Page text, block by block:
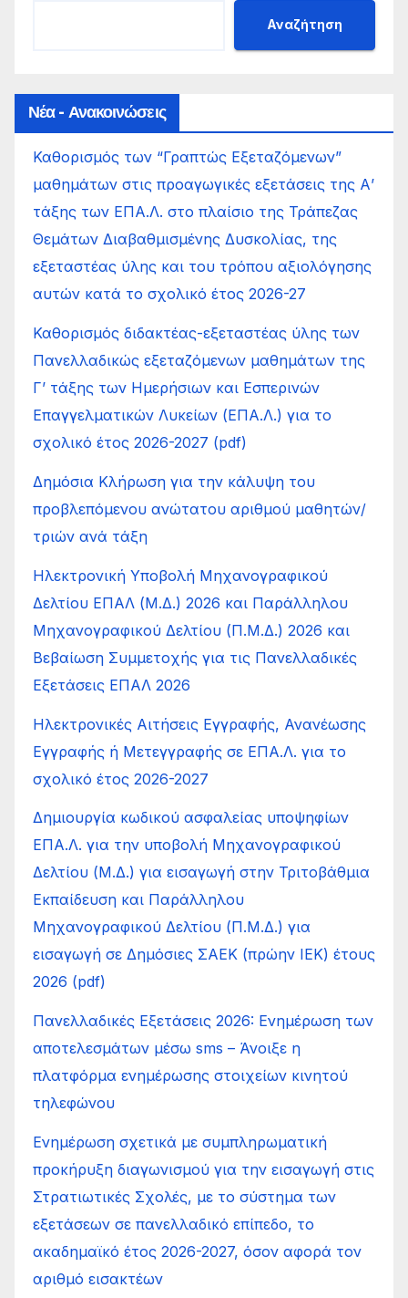
Αναζήτηση
Νέα - Ανακοινώσεις
Καθορισμός των “Γραπτώς Εξεταζόμενων”
μαθημάτων στις προαγωγικές εξετάσεις της Α’
τάξης των ΕΠΑ.Λ. στο πλαίσιο της Τράπεζας
Θεμάτων Διαβαθμισμένης Δυσκολίας, της
εξεταστέας ύλης και του τρόπου αξιολόγησης
αυτών κατά το σχολικό έτος 2026-27
Καθορισμός διδακτέας-εξεταστέας ύλης των
Πανελλαδικώς εξεταζόμενων μαθημάτων της
Γ’ τάξης των Ημερήσιων και Εσπερινών
Επαγγελματικών Λυκείων (ΕΠΑ.Λ.) για το
σχολικό έτος 2026-2027 (pdf)
Δημόσια Κλήρωση για την κάλυψη του
προβλεπόμενου ανώτατου αριθμού μαθητών/
τριών ανά τάξη
Ηλεκτρονική Υποβολή Μηχανογραφικού
Δελτίου ΕΠΑΛ (Μ.Δ.) 2026 και Παράλληλου
Μηχανογραφικού Δελτίου (Π.Μ.Δ.) 2026 και
Βεβαίωση Συμμετοχής για τις Πανελλαδικές
Εξετάσεις ΕΠΑΛ 2026
Ηλεκτρονικές Αιτήσεις Εγγραφής, Ανανέωσης
Εγγραφής ή Μετεγγραφής σε ΕΠΑ.Λ. για το
σχολικό έτος 2026-2027
Δημιουργία κωδικού ασφαλείας υποψηφίων
ΕΠΑ.Λ. για την υποβολή Μηχανογραφικού
Δελτίου (Μ.Δ.) για εισαγωγή στην Τριτοβάθμια
Εκπαίδευση και Παράλληλου
Μηχανογραφικού Δελτίου (Π.Μ.Δ.) για
εισαγωγή σε Δημόσιες ΣΑΕΚ (πρώην ΙΕΚ) έτους
2026 (pdf)
Πανελλαδικές Εξετάσεις 2026: Ενημέρωση των
αποτελεσμάτων μέσω sms – Άνοιξε η
πλατφόρμα ενημέρωσης στοιχείων κινητού
τηλεφώνου
Ενημέρωση σχετικά με συμπληρωματική
προκήρυξη διαγωνισμού για την εισαγωγή στις
Στρατιωτικές Σχολές, με το σύστημα των
εξετάσεων σε πανελλαδικό επίπεδο, το
ακαδημαϊκό έτος 2026-2027, όσον αφορά τον
αριθμό εισακτέων